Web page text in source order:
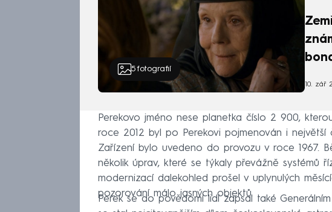
5fotografií
10. zář
Perekovo jméno nese planetka číslo 2 900,
roce 2012 byl po Perekovi pojmenován i největší
Zařízení bylo uvedeno do provozu v roce 1967.
několik úprav, které se týkaly převážně systémů
modernizací dalekohled prošel v uplynulých
pozorování málo jasných objektů.
Perek se do povědomí lidí zapsal také